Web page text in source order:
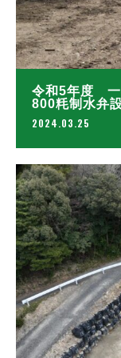
令和5年度
800粍制水弁
2024.03.25